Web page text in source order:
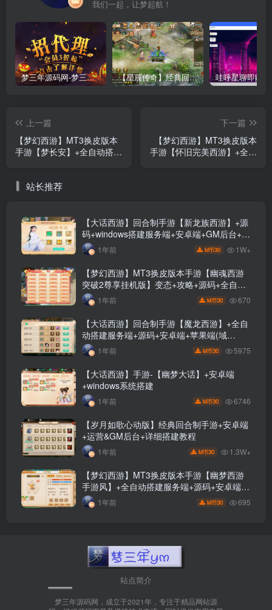
我们一起，让梦起航！
梦三年源码网-梦三年ym会员代理详情 【星辰传奇】经典回合制手游+安卓端+GM工具+详细搭建教程
上一篇
【梦幻西游】MT3换皮版本
手游【梦长安】+全自动搭建
后台+视频搭建教程
下一篇
【梦幻西游】MT3换皮版本
手游【怀旧完美西游】+全自
站长推荐
【大话西游】回合制手游【新龙族西游】+源
码+windows搭建服务端+安卓端+GM后台+视
频搭建教程
1年前 M币30 1W+
【梦幻西游】MT3换皮版本手游【幽魂西游
突破2尊享挂机版】变态+攻略+源码+全自动
搭建服务端+安卓端+苹果端+GM后台+玩家
授权后台+视频搭建教程
1年前 M币30 670
【大话西游】回合制手游【魔龙西游】+全自
动搭建服务端+源码+安卓端+苹果端(域
名)+GM后台+视频搭建教程
1年前 M币30 5975
【大话西游】手游-【幽梦大话】+安卓端
+windows系统搭建
1年前 M币30 6746
【岁月如歌心动版】经典回合制手游+安卓端
+运营&GM后台+详细搭建教程
1年前 M币30 1.3W+
【梦幻西游】MT3换皮版本手游【幽梦西游
手游风】+全自动搭建服务端+源码+安卓端
+苹果端+网页GM后台+视频搭建教程
1年前 M币30 695
站点简介
梦三年源码网，成立于2021年，专注于精品网站源